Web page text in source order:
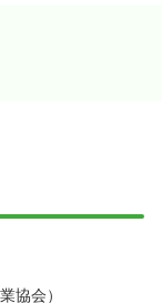
協会）